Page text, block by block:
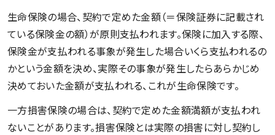
生命保険の場合、契約で定めた金額（＝保険証券に記載され
ている保険金の額）が原則支払われます。保険に加入する際、
保険金が支払われる事象が発生した場合いくら支払われるの
かという金額を決め、実際その事象が発生したらあらかじめ
決めておいた金額が支払われる、これが生命保険です。
一方損害保険の場合は、契約で定めた金額満額が支払われ
ないことがあります。損害保険とは実際の損害に対し契約し